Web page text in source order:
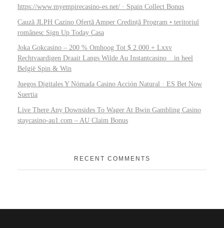
https://www.myempirecasino-es.net/ · Spain Collect Bonus
Cauză JLPH Cazino Ofertă Amper Credință Program • teritoriul
românesc Sign Up Today Casa
Joka Gokcasino – 200 % Omhoog Tot $ 2.000 + Lxxv
Rechtvaardigen Draait Langs Wilde Au Instantcasino _ in heel
België Spin & Win
Juegos Digitales Y Nómada Casino Acción Natural · ES Bet Now
Suertia
Live There Any Downsides To Wager At Bwin Gambling Casino
staycasino-au1.com – AU Claim Bonus
RECENT COMMENTS